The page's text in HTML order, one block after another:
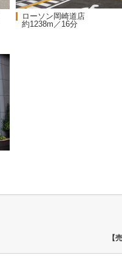
ローソン岡崎道店
約1238m／16分
【